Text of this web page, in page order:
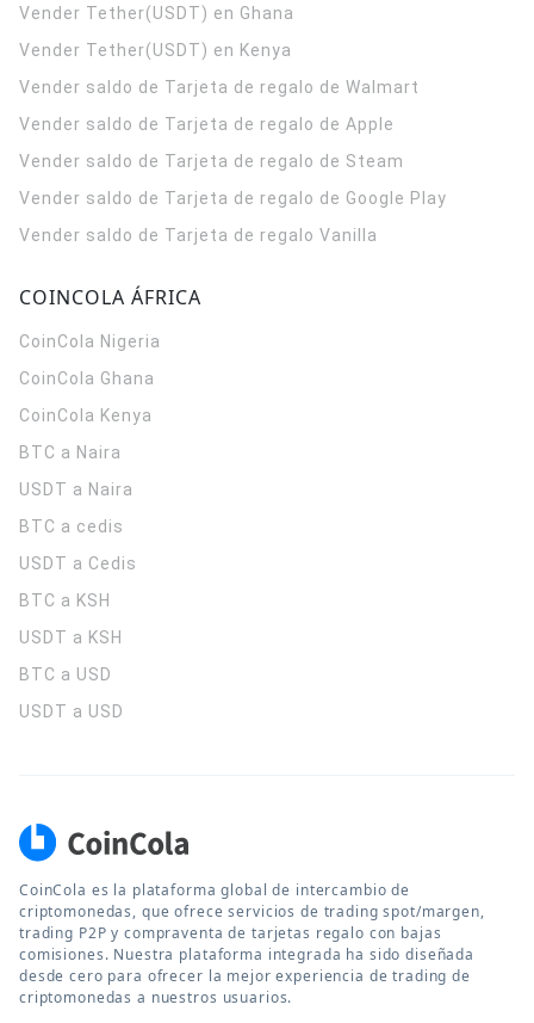
Vender Tether(USDT) en Ghana
Vender Tether(USDT) en Kenya
Vender saldo de Tarjeta de regalo de Walmart
Vender saldo de Tarjeta de regalo de Apple
Vender saldo de Tarjeta de regalo de Steam
Vender saldo de Tarjeta de regalo de Google Play
Vender saldo de Tarjeta de regalo Vanilla
COINCOLA ÁFRICA
CoinCola Nigeria
CoinCola Ghana
CoinCola Kenya
BTC a Naira
USDT a Naira
BTC a cedis
USDT a Cedis
BTC a KSH
USDT a KSH
BTC a USD
USDT a USD
CoinCola es la plataforma global de intercambio de
criptomonedas, que ofrece servicios de trading spot/margen,
trading P2P y compraventa de tarjetas regalo con bajas
comisiones. Nuestra plataforma integrada ha sido diseñada
desde cero para ofrecer la mejor experiencia de trading de
criptomonedas a nuestros usuarios.